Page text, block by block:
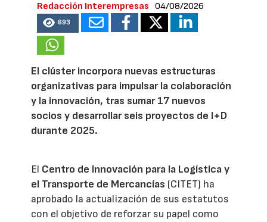
Redacción Interempresas 04/08/2026
693
El clúster incorpora nuevas estructuras
organizativas para impulsar la colaboración
y la innovación, tras sumar 17 nuevos
socios y desarrollar seis proyectos de I+D
durante 2025.
El Centro de Innovación para la Logística y
el Transporte de Mercancías (CITET) ha
aprobado la actualización de sus estatutos
con el objetivo de reforzar su papel como